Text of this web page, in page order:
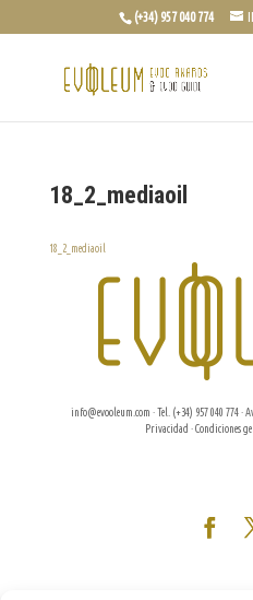
(+34) 957 040 774
18_2_mediaoil
18_2_mediaoil
info@evooleum.com · Tel. (+34) 957 040 774 ·
Privacidad ·Condiciones